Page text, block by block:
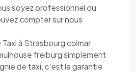
soyez professionnel ou
compter sur nous
à Strasbourg colmar
freiburg simplement
de taxi, c’est la garantie